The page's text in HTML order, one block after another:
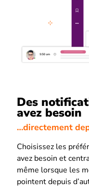
Des
avez besoin
…directement
Choisissez les
avez besoin et
même lorsque les
pointent depuis